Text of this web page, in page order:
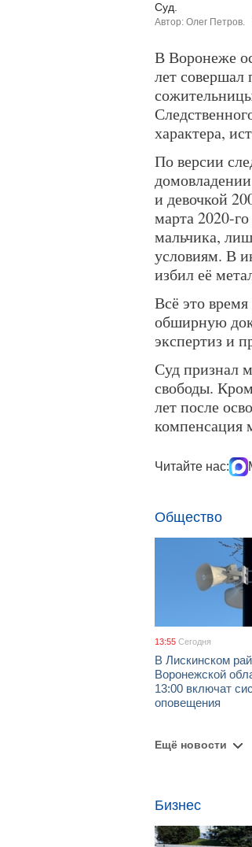
Суд.
Автор: Олег Петров.
В Воронеже
лет совершал
характера,
По версии
и девочкой
марта 2020-
мальчика,
условиям. В
избил её
Всё это
обширную
экспертиз и
Суд признал
свободы.
лет после
компенсация
Читайте нас:
Общество
13:55 Сегодня
В Лискинском
Воронежской
13:00 включат
оповещения
Ещё новости
Бизнес